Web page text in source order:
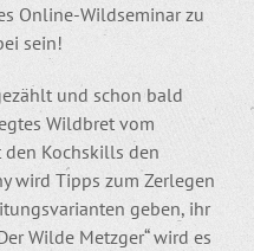
Online-Wildseminar zu
sein!
und schon bald
Wildbret vom
den Kochskills den
wird Tipps zum Zerlegen
geben, ihr
Wilde Metzger“ wird es